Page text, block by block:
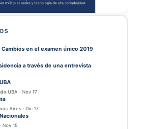
Cambios en el examen único 2019
a través de una entrevista
UBA · Nov 17
Aires · Dic 17
· Nov 15